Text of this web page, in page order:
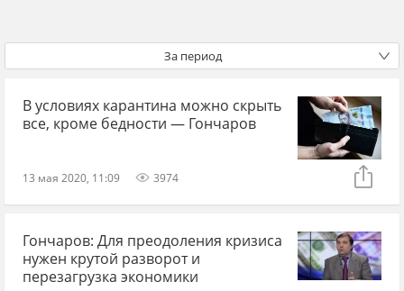
За период
В условиях карантина можно скрыть
все, кроме бедности — Гончаров
13 мая 2020, 11:09 3974
Гончаров: Для преодоления кризиса
нужен крутой разворот и
перезагрузка экономики